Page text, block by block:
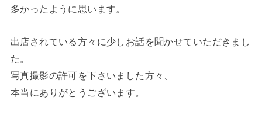
多かったように思います。
出店されている方々に少しお話を聞かせていただきまし
た。
写真撮影の許可を下さいました方々、
本当にありがとうございます。